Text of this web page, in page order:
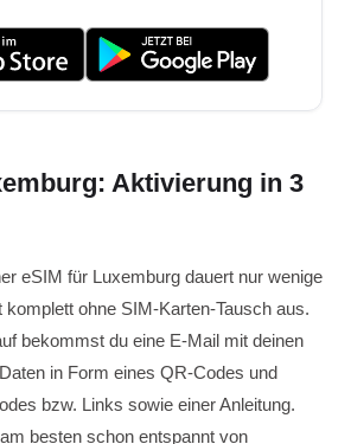
Aktivierung in 3
eSIM für Luxemburg dauert nur wenige
ohne SIM-Karten-Tausch aus.
bekommst du eine E-Mail mit deinen
in Form eines QR-Codes und
bzw. Links sowie einer Anleitung.
besten schon entspannt von